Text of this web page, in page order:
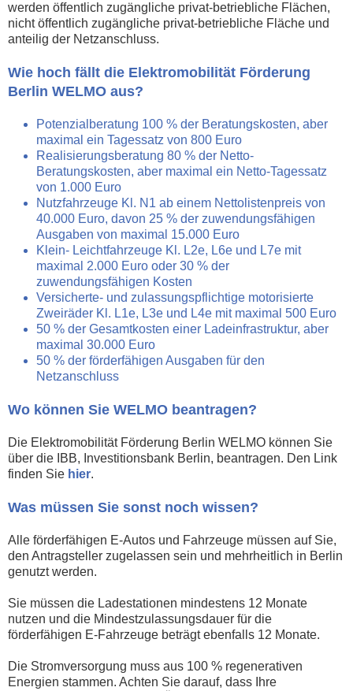
werden öffentlich zugängliche privat-betriebliche Flächen,
nicht öffentlich zugängliche privat-betriebliche Fläche und
anteilig der Netzanschluss.
Wie hoch fällt die Elektromobilität Förderung
Berlin WELMO aus?
Potenzialberatung 100 % der Beratungskosten, aber
maximal ein Tagessatz von 800 Euro
Realisierungsberatung 80 % der Netto-
Beratungskosten, aber maximal ein Netto-Tagessatz
von 1.000 Euro
Nutzfahrzeuge Kl. N1 ab einem Nettolistenpreis von
40.000 Euro, davon 25 % der zuwendungsfähigen
Ausgaben von maximal 15.000 Euro
Klein- Leichtfahrzeuge Kl. L2e, L6e und L7e mit
maximal 2.000 Euro oder 30 % der
zuwendungsfähigen Kosten
Versicherte- und zulassungspflichtige motorisierte
Zweiräder Kl. L1e, L3e und L4e mit maximal 500 Euro
50 % der Gesamtkosten einer Ladeinfrastruktur, aber
maximal 30.000 Euro
50 % der förderfähigen Ausgaben für den
Netzanschluss
Wo können Sie WELMO beantragen?
Die Elektromobilität Förderung Berlin WELMO können Sie
über die IBB, Investitionsbank Berlin, beantragen. Den Link
finden Sie hier.
Was müssen Sie sonst noch wissen?
Alle förderfähigen E-Autos und Fahrzeuge müssen auf Sie,
den Antragsteller zugelassen sein und mehrheitlich in Berlin
genutzt werden.
Sie müssen die Ladestationen mindestens 12 Monate
nutzen und die Mindestzulassungsdauer für die
förderfähigen E-Fahrzeuge beträgt ebenfalls 12 Monate.
Die Stromversorgung muss aus 100 % regenerativen
Energien stammen. Achten Sie darauf, dass Ihre